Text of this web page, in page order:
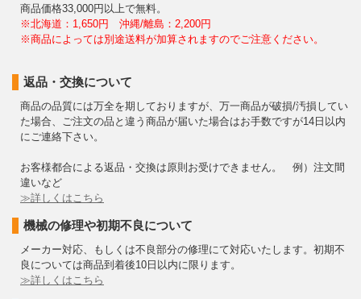
商品価格33,000円以上で無料。
※北海道：1,650円 沖縄/離島：2,200円
※商品によっては別途送料が加算されますのでご注意ください。
返品・交換について
商品の品質には万全を期しておりますが、万一商品が破損/汚損してい
た場合、ご注文の品と違う商品が届いた場合はお手数ですが14日以内
にご連絡下さい。
お客様都合による返品・交換は原則お受けできません。 例）注文間
違いなど
≫詳しくはこちら
機械の修理や初期不良について
メーカー対応、もしくは不良部分の修理にて対応いたします。初期不
良については商品到着後10日以内に限ります。
≫詳しくはこちら